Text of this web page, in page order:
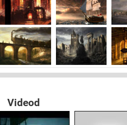
Videod